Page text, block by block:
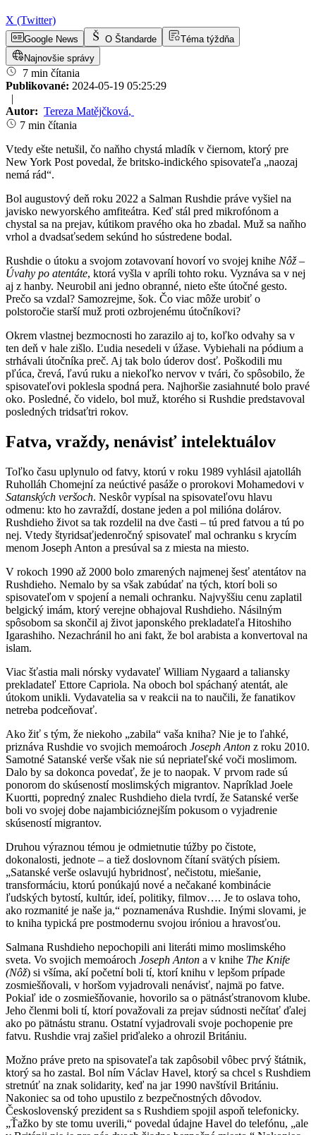
X (Twitter)
Google News O Štandarde
Téma týždňa
Najnovšie správy
7 min čítania
Publikované: 2024-05-19 05:25:29
|
Autor: Tereza Matějčková,
7 min čítania
Vtedy ešte netušil, čo naňho chystá mladík v čiernom, ktorý pre
New York Post povedal, že britsko-indického spisovateľa „naozaj
nemá rád“.
Bol augustový deň roku 2022 a Salman Rushdie práve vyšiel na
javisko newyorského amfiteátra. Keď stál pred mikrofónom a
chystal sa na prejav, kútikom pravého oka ho zbadal. Muž sa naňho
vrhol a dvadsaťsedem sekúnd ho sústredene bodal.
Rushdie o útoku a svojom zotavovaní hovorí vo svojej knihe Nôž –
Úvahy po atentáte, ktorá vyšla v apríli tohto roku. Vyznáva sa v nej
aj z hanby. Neurobil ani jedno obranné, nieto ešte útočné gesto.
Prečo sa vzdal? Samozrejme, šok. Čo viac môže urobiť o
polstoročie starší muž proti ozbrojenému útočníkovi?
Okrem vlastnej bezmocnosti ho zarazilo aj to, koľko odvahy sa v
ten deň v hale zišlo. Ľudia nesedeli v úžase. Vybiehali na pódium a
strhávali útočníka preč. Aj tak bolo úderov dosť. Poškodili mu
pľúca, črevá, ľavú ruku a niekoľko nervov v tvári, čo spôsobilo, že
spisovateľovi poklesla spodná pera. Najhoršie zasiahnuté bolo pravé
oko. Posledné, čo videlo, bol muž, ktorého si Rushdie predstavoval
posledných tridsaťtri rokov.
Fatva, vraždy, nenávisť intelektuálov
Toľko času uplynulo od fatvy, ktorú v roku 1989 vyhlásil ajatolláh
Ruholláh Chomejní za neúctivé pasáže o prorokovi Mohamedovi v
Satanských veršoch. Neskôr vypísal na spisovateľovu hlavu
odmenu: kto ho zavraždí, dostane jeden a pol milióna dolárov.
Rushdieho život sa tak rozdelil na dve časti – tú pred fatvou a tú po
nej. Vtedy štyridsaťjedenročný spisovateľ mal ochranku s krycím
menom Joseph Anton a presúval sa z miesta na miesto.
V rokoch 1990 až 2000 bolo zmarených najmenej šesť atentátov na
Rushdieho. Nemalo by sa však zabúdať na tých, ktorí boli so
spisovateľom v spojení a nemali ochranku. Najvyššiu cenu zaplatil
belgický imám, ktorý verejne obhajoval Rushdieho. Násilným
spôsobom sa skončil aj život japonského prekladateľa Hitoshiho
Igarashiho. Nezachránil ho ani fakt, že bol arabista a konvertoval na
islam.
Viac šťastia mali nórsky vydavateľ William Nygaard a taliansky
prekladateľ Ettore Capriola. Na oboch bol spáchaný atentát, ale
útokom unikli. Vydavatelia sa v reakcii na to naučili, že fanatikov
netreba podceňovať.
Ako žiť s tým, že niekoho „zabila“ vaša kniha? Nie je to ľahké,
priznáva Rushdie vo svojich memoároch Joseph Anton z roku 2010.
Samotné Satanské verše však nie sú nepriateľské voči moslimom.
Dalo by sa dokonca povedať, že je to naopak. V prvom rade sú
ponorom do skúseností moslimských migrantov. Napríklad Joele
Kuortti, popredný znalec Rushdieho diela tvrdí, že Satanské verše
boli vo svojej dobe najambicióznejším pokusom o vyjadrenie
skúseností migrantov.
Druhou výraznou témou je odmietnutie túžby po čistote,
dokonalosti, jednote – a tiež doslovnom čítaní svätých písiem.
„Satanské verše oslavujú hybridnosť, nečistotu, miešanie,
transformáciu, ktorú ponúkajú nové a nečakané kombinácie
ľudských bytostí, kultúr, ideí, politiky, filmov…. Je to oslava toho,
ako rozmanité je naše ja,“ poznamenáva Rushdie. Inými slovami, je
to kniha typická pre postmodernu svojou iróniou a hravosťou.
Salmana Rushdieho nepochopili ani literáti mimo moslimského
sveta. Vo svojich memoároch Joseph Anton a v knihe The Knife
(Nôž) si všíma, akí početní boli tí, ktorí knihu v lepšom prípade
zosmiešňovali, v horšom vyjadrovali nenávisť, najmä po fatve.
Pokiaľ ide o zosmiešňovanie, hovorilo sa o pätnásťstranovom klube.
Jeho členmi boli tí, ktorí považovali za prejav súdnosti nečítať ďalej
ako po pätnástu stranu. Ostatní vyjadrovali svoje pochopenie pre
fatvu. Rushdie vraj zašiel priďaleko a ohrozil Britániu.
Možno práve preto na spisovateľa tak zapôsobil vôbec prvý štátnik,
ktorý sa ho zastal. Bol ním Václav Havel, ktorý sa chcel s Rushdiem
stretnúť na znak solidarity, keď na jar 1990 navštívil Britániu.
Nakoniec sa od toho upustilo z bezpečnostných dôvodov.
Československý prezident sa s Rushdiem spojil aspoň telefonicky.
„Ťažko by ste tomu uverili,“ povedal údajne Havel do telefónu, „ale